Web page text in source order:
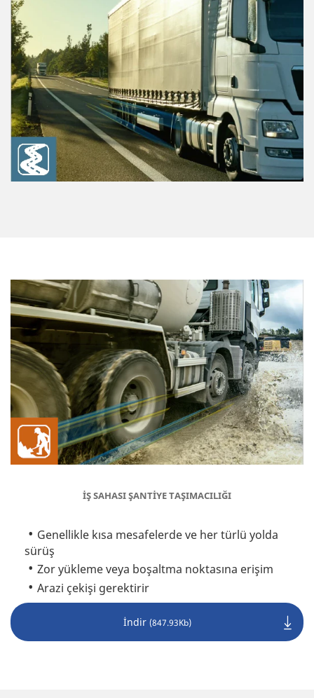
İŞ SAHASI ŞANTİYE TAŞIMACILIĞI
Genellikle kısa mesafelerde ve her türlü yolda
sürüş
Zor yükleme veya boşaltma noktasına erişim
Arazi çekişi gerektirir
İndir (847.93Kb)